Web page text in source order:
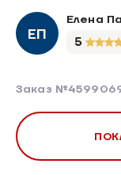
ЕП
Елена
5
Заказ №459906